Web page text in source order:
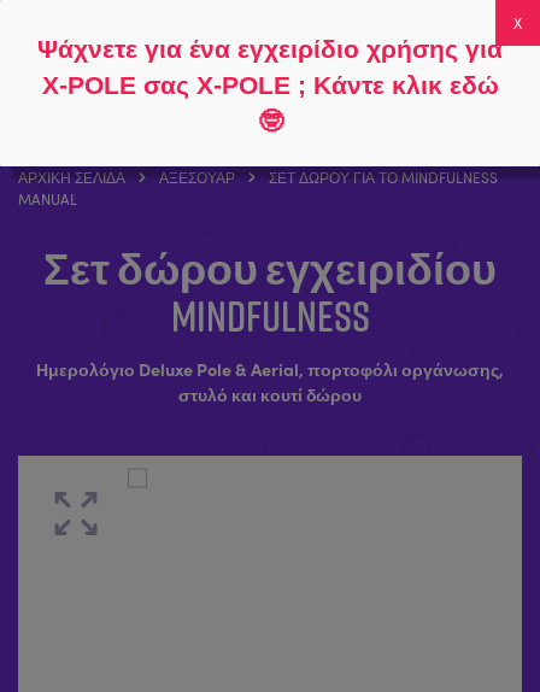
το
το
ερωτήσεις
μου
ΑΡΧΙΚΉ ΣΕΛΊΔΑ ΑΞΕΣΟΥΆΡ
ΣΕΤ ΔΏΡΟΥ ΓΙΑ ΤΟ MINDFULNESS
MANUAL
Σετ δώρου εγχειριδίου
Mindfulness
Ημερολόγιο Deluxe Pole & Aerial, πορτοφόλι οργάνωσης,
στυλό και κουτί δώρου
Ψάχνετε για ένα εγχειρίδιο χρήσης για
X-POLE σας X-POLE ; Κάντε κλικ εδώ
🤓